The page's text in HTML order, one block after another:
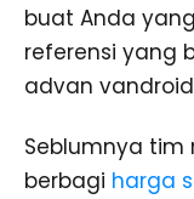
buat Anda
referensi yang
advan
Seblumnya tim
berbagi harga